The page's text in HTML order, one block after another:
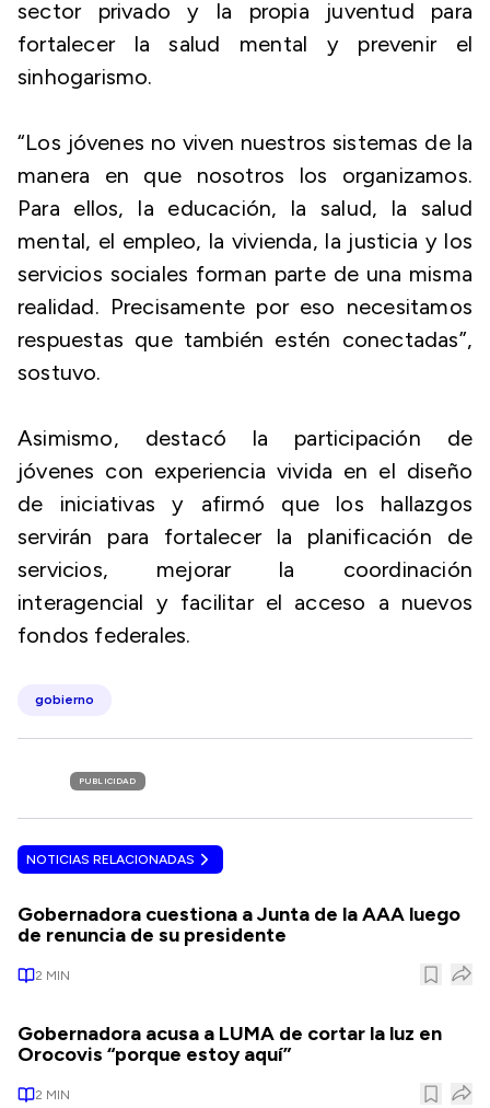
sector privado y la propia juventud para
fortalecer la salud mental y prevenir el
sinhogarismo.
“Los jóvenes no viven nuestros sistemas de la
manera en que nosotros los organizamos.
Para ellos, la educación, la salud, la salud
mental, el empleo, la vivienda, la justicia y los
servicios sociales forman parte de una misma
realidad. Precisamente por eso necesitamos
respuestas que también estén conectadas”,
sostuvo.
Asimismo, destacó la participación de
jóvenes con experiencia vivida en el diseño
de iniciativas y afirmó que los hallazgos
servirán para fortalecer la planificación de
servicios, mejorar la coordinación
interagencial y facilitar el acceso a nuevos
fondos federales.
gobierno
PUBLICIDAD
NOTICIAS RELACIONADAS
Gobernadora cuestiona a Junta de la AAA luego
de renuncia de su presidente
2 MIN
Gobernadora acusa a LUMA de cortar la luz en
Orocovis “porque estoy aquí”
2 MIN